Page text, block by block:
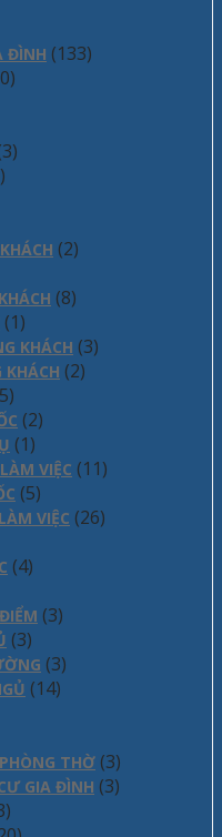
ĐÌNH (133)
(2)
(8)
(1)
KHÁCH (3)
KHÁCH (2)
(2)
(1)
VIỆC (11)
(5)
VIỆC (26)
(4)
(3)
(3)
(3)
(14)
THỜ (3)
GIA ĐÌNH (3)